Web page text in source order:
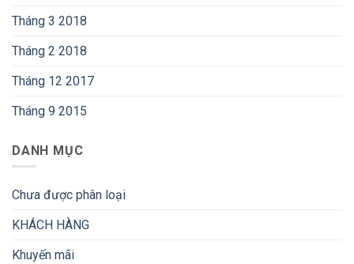
Tháng 3 2018
Tháng 2 2018
Tháng 12 2017
Tháng 9 2015
DANH MỤC
Chưa được phân loại
KHÁCH HÀNG
Khuyến mãi